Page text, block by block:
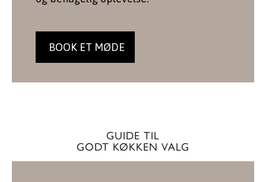
BOOK ET MØDE
GUIDE TIL
GODT KØKKEN VALG